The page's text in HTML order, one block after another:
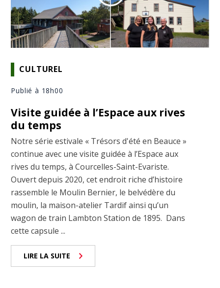
CULTUREL
Publié à 18h00
Visite guidée à l’Espace aux rives
du temps
Notre série estivale « Trésors d'été en Beauce »
continue avec une visite guidée à l’Espace aux
rives du temps, à Courcelles-Saint-Evariste.
Ouvert depuis 2020, cet endroit riche d’histoire
rassemble le Moulin Bernier, le belvédère du
moulin, la maison-atelier Tardif ainsi qu’un
wagon de train Lambton Station de 1895. Dans
cette capsule ...
LIRE LA SUITE